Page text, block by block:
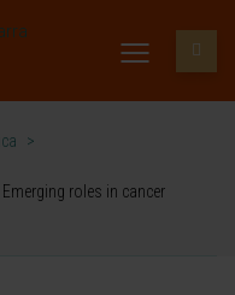
>
roles in cancer